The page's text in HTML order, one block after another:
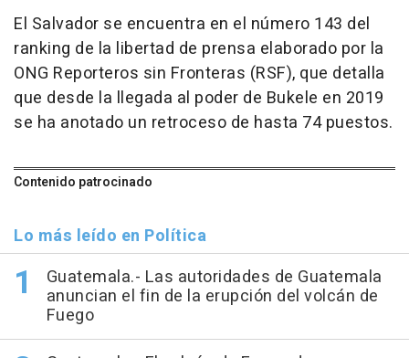
El Salvador se encuentra en el número 143 del
ranking de la libertad de prensa elaborado por la
ONG Reporteros sin Fronteras (RSF), que detalla
que desde la llegada al poder de Bukele en 2019
se ha anotado un retroceso de hasta 74 puestos.
Contenido patrocinado
Lo más leído en Política
Guatemala.- Las autoridades de Guatemala
anuncian el fin de la erupción del volcán de
Fuego